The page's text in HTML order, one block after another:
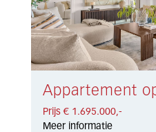
Prijs € 1.695.000,-
Meer informatie